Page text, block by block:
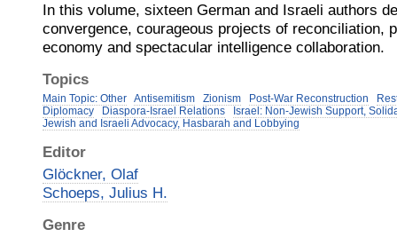
In this volume, sixteen German and Israeli authors
convergence, courageous projects of reconciliation,
economy and spectacular intelligence collaboration.
Topics
Main Topic: Other Antisemitism Zionism Post-War Reconstruction
Diplomacy
Diaspora-Israel Relations
Israel: Non-Jewish Support,
Jewish and Israeli Advocacy, Hasbarah and Lobbying
Editor
Glöckner, Olaf
Schoeps, Julius H.
Genre